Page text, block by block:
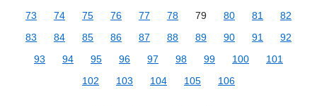
73
74 75 76 77 78 79 80 81
82
83
84 85 86 87 88 89 90 91
92
93
94 95 96 97 98 99 100
101
102
103 104 105 106